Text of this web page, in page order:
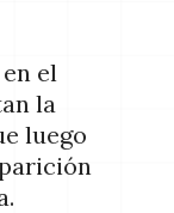
el
la
luego